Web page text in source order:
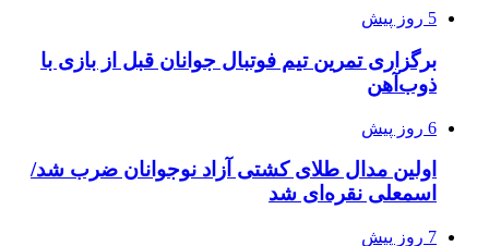
5 روز پیش
برگزاری تمرین تیم فوتبال جوانان قبل از بازی با
ذوب‌آهن
6 روز پیش
اولین مدال طلای کشتی آزاد نوجوانان ضرب شد/
اسمعلی نقره‌ای شد
7 روز پیش